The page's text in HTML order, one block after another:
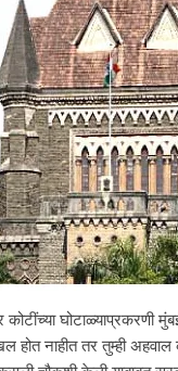
घोटाळ्याप्रकरणी
होत नाहीत तर तुम्ही